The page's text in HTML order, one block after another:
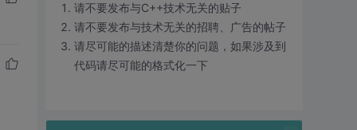
请不要发布与C++技术无关的贴子
请不要发布与技术无关的招聘、广告的帖子
请尽可能的描述清楚你的问题，如果涉及到
代码请尽可能的格式化一下